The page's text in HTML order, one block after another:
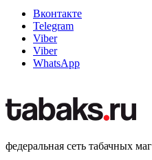
Вконтакте
Telegram
Viber
Viber
WhatsApp
федеральная сеть табачных